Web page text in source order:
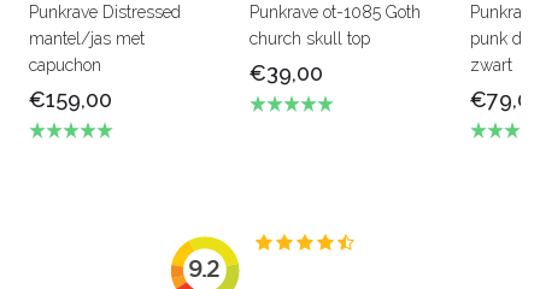
Punkrave Distressed
mantel/jas met
capuchon
€159,00
Punkrave ot-1085 Goth
church skull top
€39,00
punk
zwart